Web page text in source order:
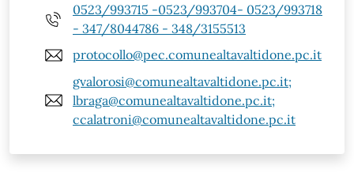
0523/993715 -0523/993704- 0523/993718
- 347/8044786 - 348/3155513
protocollo@pec.comunealtavaltidone.pc.it
gvalorosi@comunealtavaltidone.pc.it;
lbraga@comunealtavaltidone.pc.it;
ccalatroni@comunealtavaltidone.pc.it